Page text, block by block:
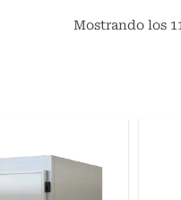
Mostrando los